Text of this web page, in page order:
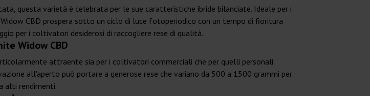
questa varietà è celebrata per le sue caratteristiche ibride bilanciate. Ideale per i
CBD prospera sotto un ciclo di luce fotoperiodico con un tempo di fioritura
per i coltivatori desiderosi di raccogliere rese di qualità.
Widow CBD
attraente sia per i coltivatori commerciali che per quelli personali.
all'aperto può portare a generose rese che variano da 500 a 1500 grammi per
alti rendimenti.